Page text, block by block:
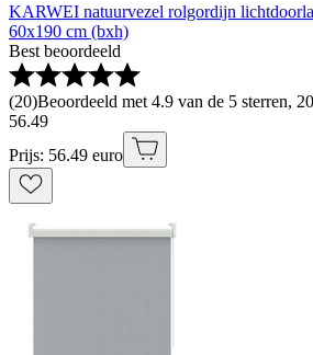
KARWEI natuurvezel rolgordijn
60x190 cm (bxh)
Best beoordeeld
(20)Beoordeeld met 4.9 van de 5 sterren,
56.49
Prijs: 56.49 euro